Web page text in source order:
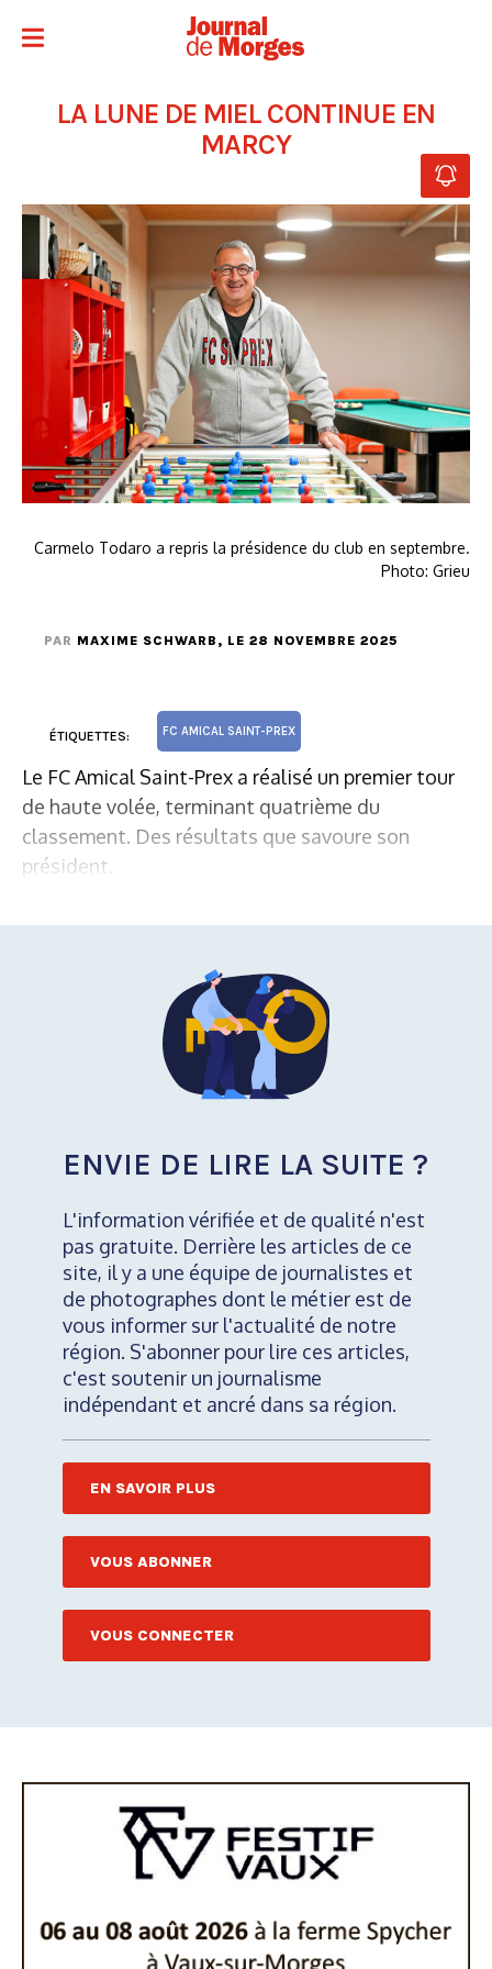
LA LUNE DE MIEL CONTINUE EN
MARCY
Carmelo Todaro a repris la présidence du club en septembre.
Photo: Grieu
PAR MAXIME SCHWARB , LE 28 NOVEMBRE 2025
ÉTIQUETTES: FC AMICAL SAINT-PREX
Le FC Amical Saint-Prex a réalisé un premier tour
de haute volée, terminant quatrième du
classement. Des résultats que savoure son
président.
ENVIE DE LIRE LA SUITE ?
L'information vérifiée et de qualité n'est
pas gratuite. Derrière les articles de ce
site, il y a une équipe de journalistes et
de photographes dont le métier est de
vous informer sur l'actualité de notre
région. S'abonner pour lire ces articles,
c'est soutenir un journalisme
indépendant et ancré dans sa région.
EN SAVOIR PLUS
VOUS ABONNER
VOUS CONNECTER